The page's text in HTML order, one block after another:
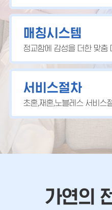
매칭시스템
정교함에 감성을 더한 맞춤
서비스절차
초혼,재혼,노블레스 서비스
가연의